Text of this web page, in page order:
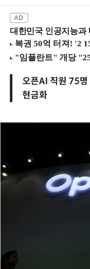
대한민국 인공지능과 UX의
오픈AI 직원 75명
현금화